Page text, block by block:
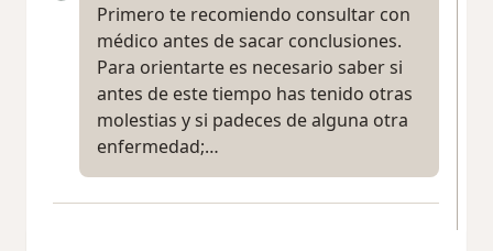
Primero te recomiendo consultar con
médico antes de sacar conclusiones.
Para orientarte es necesario saber si
antes de este tiempo has tenido otras
molestias y si padeces de alguna otra
enfermedad;…